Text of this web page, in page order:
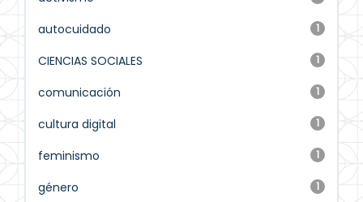
1
autocuidado
1
CIENCIAS SOCIALES
1
comunicación
1
cultura digital
1
feminismo
1
género